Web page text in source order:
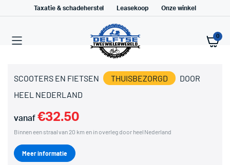
Taxatie & schadeherstel Leasekoop Onze winkel
0
SCOOTERS EN FIETSEN THUISBEZORGD
DOOR
HEEL NEDERLAND
vanaf €32.50
Binnen een straal van 20 km en in overleg door heel Nederland
Meer informatie